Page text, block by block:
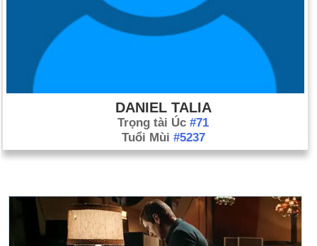
DANIEL TALIA
Trọng tài Úc #71
Tuổi Mùi #5237